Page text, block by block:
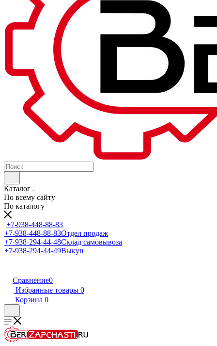
Каталог
По всему сайту
По каталогу
+7-938-448-88-83
+7-938-448-88-83Отдел продаж
+7-938-294-44-48Склад самовывоза
+7-938-294-44-49Выкуп
Сравнение0
Избранные товары 0
Корзина 0